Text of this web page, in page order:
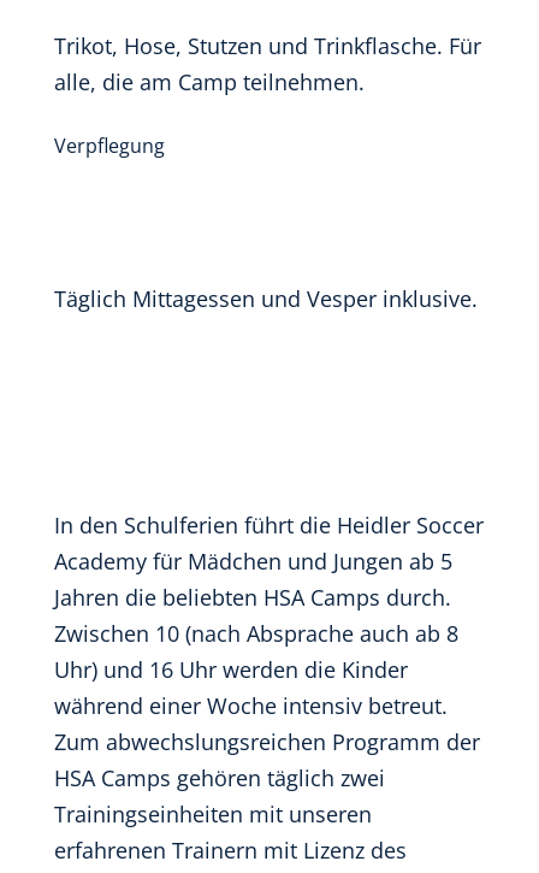
Trikot, Hose, Stutzen und Trinkflasche. Für
alle, die am Camp teilnehmen.
Verpflegung
Täglich Mittagessen und Vesper inklusive.
In den Schulferien führt die Heidler Soccer
Academy für Mädchen und Jungen ab 5
Jahren die beliebten HSA Camps durch.
Zwischen 10 (nach Absprache auch ab 8
Uhr) und 16 Uhr werden die Kinder
während einer Woche intensiv betreut.
Zum abwechslungsreichen Programm der
HSA Camps gehören täglich zwei
Trainingseinheiten mit unseren
erfahrenen Trainern mit Lizenz des